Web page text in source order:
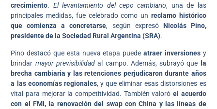
crecimiento. El levantamiento del cepo cambiario, una de las
principales medidas, fue celebrado como un reclamo histórico
que comienza a concretarse, según expresó Nicolás Pino,
presidente de la Sociedad Rural Argentina (SRA).
Pino destacó que esta nueva etapa puedeatraer inversionesy
brindar mayor previsibilidadal campo. Además, subrayó que la
brecha cambiaria y las retenciones perjudicaron durante años
a las economías regionales, y que eliminar esas distorsiones es
vital para mejorar la competitividad. También valoró el acuerdo
con el FMI, la renovación del swap con China y las líneas de